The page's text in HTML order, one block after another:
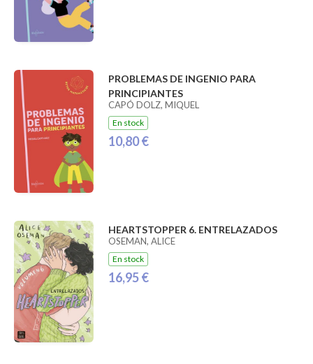
PROBLEMAS DE INGENIO PARA
PRINCIPIANTES
CAPÓ DOLZ, MIQUEL
En stock
10,80 €
HEARTSTOPPER 6. ENTRELAZADOS
OSEMAN, ALICE
En stock
16,95 €